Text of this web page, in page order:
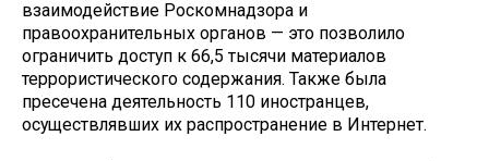
взаимодействие Роскомнадзора и
правоохранительных органов — это позволило
ограничить доступ к 66,5 тысячи материалов
террористического содержания. Также была
пресечена деятельность 110 иностранцев,
осуществлявших их распространение в Интернет.